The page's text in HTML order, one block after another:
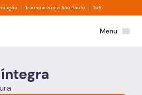
principal
Divisor de acesso à informação
Transparência São Paulo Divisor de
156
de São PauloMenu menu